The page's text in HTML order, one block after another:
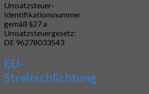
Umsatzsteuer-
Identifikationsnummer
gemäß §27 a
Umsatzsteuergesetz:
DE 96278033543
EU-
Streitschlichtung